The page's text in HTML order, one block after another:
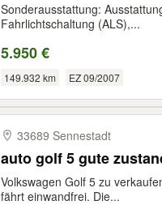
Sonderausstattung:
Fahrlichtschaltung (ALS),...
5.950 €
149.932 km EZ 09/2007
33689 Sennestadt
auto golf 5 gute
Volkswagen Golf 5 zu
fährt einwandfrei. Die...